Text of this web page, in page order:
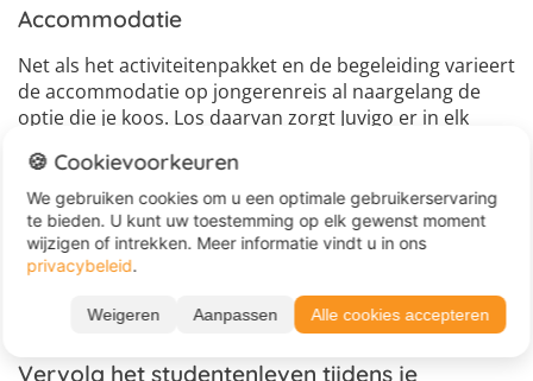
Accommodatie
Net als het activiteitenpakket en de begeleiding varieert
de accommodatie op jongerenreis al naargelang de
optie die je koos. Los daarvan zorgt Juvigo er in elk
comfortabel is. Zo kan je na een drukke dag vol
activiteiten neerploffen op je bed voor een
rustgevende nacht slaap. Voor meer informatie over
de accommodatie op reis kijk je in de
kampbeschrijving, of neem je contact op met Juvigo's
Vervolg het studentenleven tijdens je
🍪 Cookievoorkeuren
We gebruiken cookies om u een optimale gebruikerservaring
te bieden. U kunt uw toestemming op elk gewenst moment
wijzigen of intrekken. Meer informatie vindt u in ons
privacybeleid.
Weigeren Aanpassen Alle cookies accepteren